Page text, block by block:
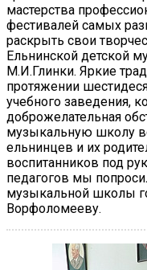
мастерства
фестивалей самых
раскрыть свои
Ельнинской детской
М.И.Глинки. Яркие
протяжении
учебного заведения,
доброжелательная
музыкальную школу
ельнинцев и их
воспитанников под
педагогов мы
музыкальной школы
Ворфоломееву.